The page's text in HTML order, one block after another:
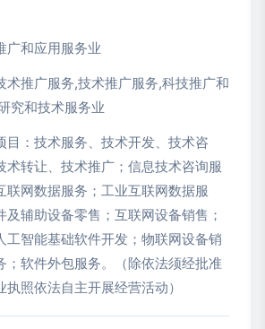
广和应用服务业
术推广服务,技术推广服务,科技推广和
究和技术服务业
目：技术服务、技术开发、技术咨
术转让、技术推广；信息技术咨询服
联网数据服务；工业互联网数据服
及辅助设备零售；互联网设备销售；
工智能基础软件开发；物联网设备销
；软件外包服务。（除依法须经批准
照依法自主开展经营活动）